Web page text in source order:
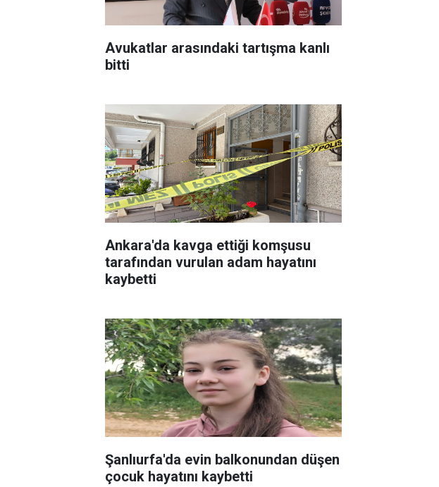
Avukatlar arasındaki tartışma kanlı
bitti
Ankara'da kavga ettiği komşusu
tarafından vurulan adam hayatını
kaybetti
Şanlıurfa'da evin balkonundan düşen
çocuk hayatını kaybetti